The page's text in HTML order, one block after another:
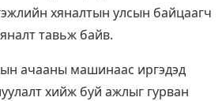
хяналтын улсын байцаагч
тавьж байв.
ачааны машинаас иргэдэд
хийж буй ажлыг гурван